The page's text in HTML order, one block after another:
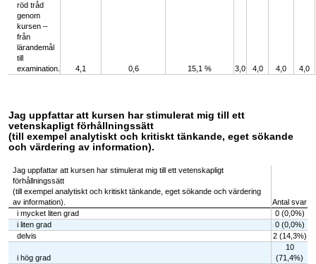
röd tråd
genom
kursen –
från
lärandemål
till
examination.
4,1 0,6 15,1 % 3,0 4,0 4,0 4,0
Jag uppfattar att kursen har stimulerat mig till ett
vetenskapligt förhållningssätt
(till exempel analytiskt och kritiskt tänkande, eget sökande
och värdering av information).
Jag uppfattar att kursen har stimulerat mig till ett vetenskapligt
förhållningssätt
(till exempel analytiskt och kritiskt tänkande, eget sökande och värdering
av information).
Antal svar
i mycket liten grad
0 (0,0%)
i liten grad
0 (0,0%)
delvis
2 (14,3%)
i hög grad
10
(71,4%)